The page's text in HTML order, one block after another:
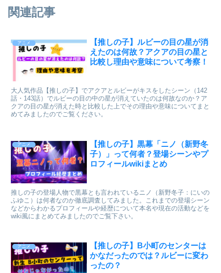
関連記事
アニメ
【推しの子】ルビーの目の星が消
えたのは何故？アクアの目の星と
比較し理由や意味について考察！
大人気作品【推しの子】でアクアとルビーがキスをしたシーン（142
話・143話）でルビーの目の中の星が消えていたのは何故なのか？ア
クアの目の星が消えた時と比較した上でその理由や意味についてまと
めてみましたのでご覧ください。
アニメ
【推しの子】黒幕「ニノ（新野冬
子）」って何者？登場シーンやプ
ロフィールwikiまとめ
推しの子の登場人物で黒幕とも言われているニノ（新野冬子：にいの
ふゆこ）は何者なのか徹底調査してみました。これまでの登場シーン
などからわかるプロフィールや経歴について本名や現在の活動などを
wiki風にまとめてみましたのでご覧下さい。
アニメ
【推しの子】B小町のセンターは
かなだったのでは？ルビーに変わ
ったの？